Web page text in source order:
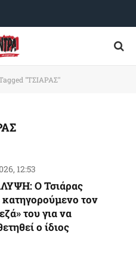
"ΤΣΙΑΡΑΣ"
12:53
Ο Τσιάρας
κατηγορούμενο τον
του για να
ο ίδιος